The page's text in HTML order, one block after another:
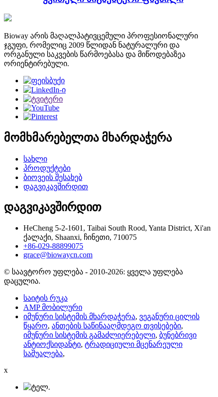
Bioway არის მაღალპატივცემული პროფესიონალური
ჯგუფი, რომელიც 2009 წლიდან ნატურალური და
ორგანული საკვების წარმოებასა და მიწოდებაზეა
ორიენტირებული.
მომხმარებელთა მხარდაჭერა
სახლი
პროდუქტები
ბიოვეის შესახებ
დაგვიკავშირდით
დაგვიკავშირდით
HeCheng 5-2-1601, Taibai South Rood, Yanta District, Xi'an
ქალაქი, Shaanxi, ჩინეთი, 710075
+86-029-88899075
grace@biowaycn.com
© საავტორო უფლება - 2010-2026: ყველა უფლება
დაცულია.
საიტის რუკა
AMP მობილური
იმუნური სისტემის მხარდაჭერა, ვეგანური ცილის
წყარო, ანთების საწინააღმდეგო თვისებები,
იმუნური სისტემის გამაძლიერებელი, ბუნებრივი
ანტიოქსიდანტი, ტრადიციული მცენარეული
საშუალება,
x